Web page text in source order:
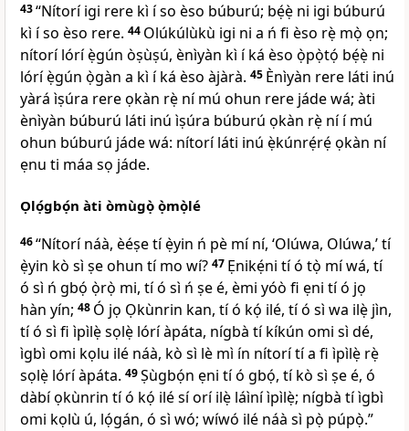
43“Nítorí igi rere kì í so èso búburú; bẹ́ẹ̀ ni igi búburú
kì í so èso rere. 44 Olúkúlùkù igi ni a ń fi èso rẹ̀ mọ̀ ọn;
nítorí lórí ẹ̀gún òṣùṣú, ènìyàn kì í ká èso ọ̀pọ̀tọ́ bẹ́ẹ̀ ni
lórí ẹ̀gún ọ̀gàn a kì í ká èso àjàrà. 45 Ènìyàn rere láti inú
yàrá ìṣúra rere ọkàn rẹ̀ ní mú ohun rere jáde wá; àti
ènìyàn búburú láti inú ìṣúra búburú ọkàn rẹ̀ ní í mú
ohun búburú jáde wá: nítorí láti inú ẹ̀kúnrẹ́rẹ́ ọkàn ní
ẹnu ti máa sọ jáde.
Ọlọ́gbọ́n àti òmùgọ̀ ọ̀mọ̀lé
46“Nítorí náà, èéṣe tí ẹ̀yin ń pè mí ní, ‘Olúwa, Olúwa,’ tí
ẹ̀yin kò sì ṣe ohun tí mo wí? 47 Ẹnikẹ́ni tí ó tọ̀ mí wá, tí
ó sì ń gbọ́ ọ̀rọ̀ mi, tí ó sì ń ṣe é, èmi yóò fi ẹni tí ó jọ
hàn yín; 48 Ó jọ Ọkùnrin kan, tí ó kọ́ ilé, tí ó sì wa ilẹ̀ jìn,
tí ó sì fi ìpìlẹ̀ sọlẹ̀ lórí àpáta, nígbà tí kíkún omi sì dé,
ìgbì omi kọlu ilé náà, kò sì lè mì ín nítorí tí a fi ìpìlẹ̀ rẹ̀
sọlẹ̀ lórí àpáta. 49Ṣùgbọ́n ẹni tí ó gbọ́, tí kò sì ṣe é, ó
dàbí ọkùnrin tí ó kọ́ ilé sí orí ilẹ̀ láìní ìpìlẹ̀; nígbà tí ìgbì
omi kọlù ú, lọ́gán, ó sì wó; wíwó ilé náà sì pọ̀ púpọ̀.”